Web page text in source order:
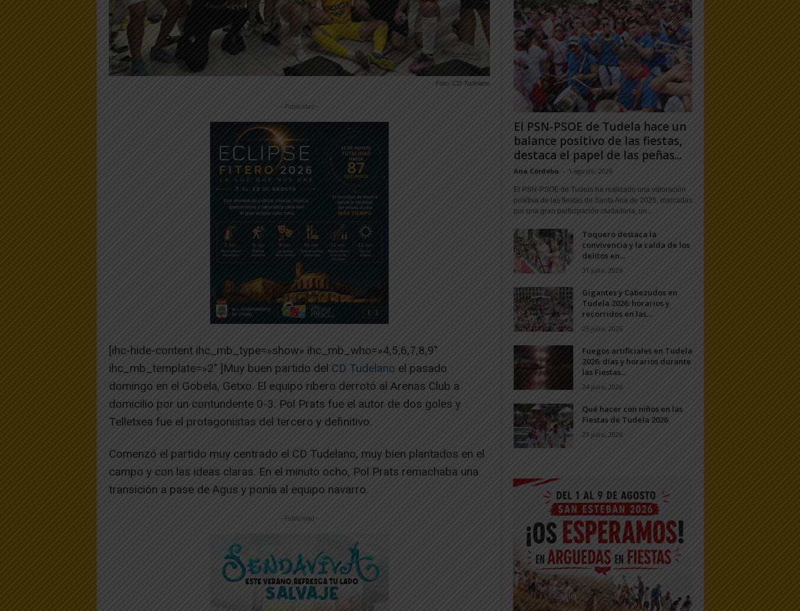
Foto: CD Tudelano
-- Publicidad --
[ihc-hide-content ihc_mb_type=»show» ihc_mb_who=»4,5,6,7,8,9″
ihc_mb_template=»2″ ]Muy buen partido del CD Tudelano el pasado
domingo en el Gobela, Getxo. El equipo ribero derrotó al Arenas Club a
domicilio por un contundente 0-3. Pol Prats fue el autor de dos goles y
Telletxea fue el protagonistas del tercero y definitivo.
Comenzó el partido muy centrado el CD Tudelano, muy bien plantados en el
campo y con las ideas claras. En el minuto ocho, Pol Prats remachaba una
transición a pase de Agus y ponía al equipo navarro.
-- Publicidad --
El PSN-PSOE de Tudela hace un
balance positivo de las fiestas,
destaca el papel de las peñas...
Ana Córdoba - 1 agosto, 2026
El PSN-PSOE de Tudela ha realizado una valoración
positiva de las fiestas de Santa Ana de 2026, marcadas
por una gran participación ciudadana, un...
Toquero destaca la
convivencia y la caída de los
delitos en...
31 julio, 2026
Gigantes y Cabezudos en
Tudela 2026: horarios y
recorridos en las...
25 julio, 2026
Fuegos artificiales en Tudela
2026: días y horarios durante
las Fiestas...
24 julio, 2026
Qué hacer con niños en las
Fiestas de Tudela 2026
23 julio, 2026